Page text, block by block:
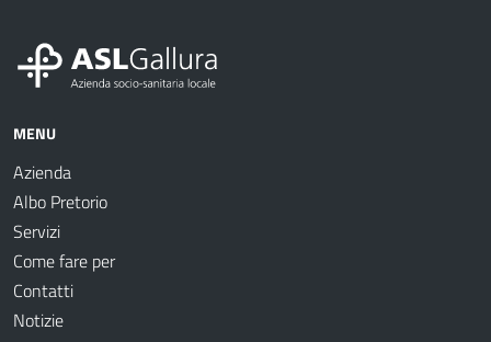
MENU
Azienda
Albo Pretorio
Servizi
Come fare per
Contatti
Notizie